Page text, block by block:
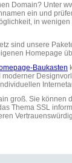
Domain? Unter
ein und
in
sind unsere
Homepage
Baukasten
groß. Sie können
Thema SSL